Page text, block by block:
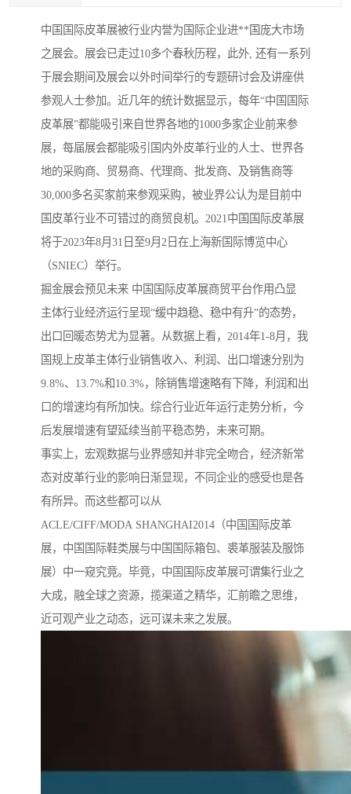
中国国际皮革展被行业内誉为国际企业进**国庞大市场
之展会。展会已走过10多个春秋历程，此外, 还有一系列
于展会期间及展会以外时间举行的专题研讨会及讲座供
参观人士参加。近几年的统计数据显示，每年“中国国际
皮革展”都能吸引来自世界各地的1000多家企业前来参
展，每届展会都能吸引国内外皮革行业的人士、世界各
地的采购商、贸易商、代理商、批发商、及销售商等
30,000多名买家前来参观采购，被业界公认为是目前中
国皮革行业不可错过的商贸良机。2021中国国际皮革展
将于2023年8月31日至9月2日在上海新国际博览中心
（SNIEC）举行。
掘金展会预见未来 中国国际皮革展商贸平台作用凸显
主体行业经济运行呈现“缓中趋稳、稳中有升”的态势，
出口回暖态势尤为显著。从数据上看，2014年1-8月，我
国规上皮革主体行业销售收入、利润、出口增速分别为
9.8%、13.7%和10.3%，除销售增速略有下降，利润和出
口的增速均有所加快。综合行业近年运行走势分析，今
后发展增速有望延续当前平稳态势，未来可期。
事实上，宏观数据与业界感知并非完全吻合，经济新常
态对皮革行业的影响日渐显现，不同企业的感受也是各
有所异。而这些都可以从
ACLE/CIFF/MODA SHANGHAI2014（中国国际皮革
展，中国国际鞋类展与中国国际箱包、裘革服装及服饰
展）中一窥究竟。毕竟，中国国际皮革展可谓集行业之
大成，融全球之资源，揽渠道之精华，汇前瞻之思维，
近可观产业之动态，远可谋未来之发展。